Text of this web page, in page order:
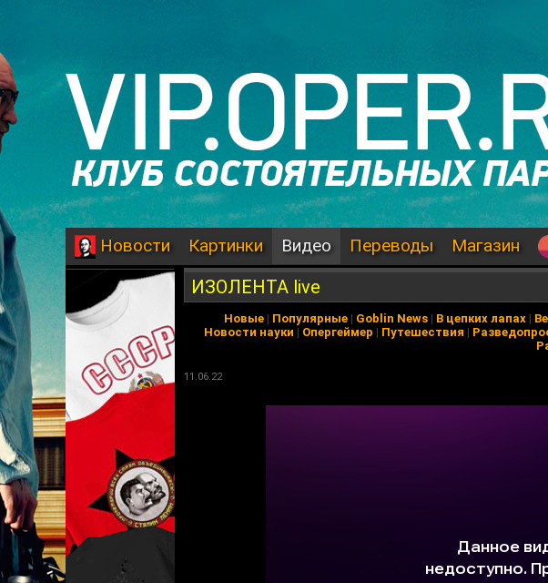
Новости Картинки Видео Переводы Магазин
ИЗОЛЕНТА live
Новые | Популярные | Goblin News | В цепких лапах |
Новости науки | Опергеймер | Путешествия |
11.06.22